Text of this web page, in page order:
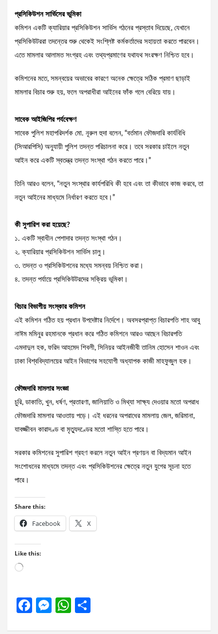
প্রসিকিউশন সার্ভিসের ভূমিকা
কমিশন একটি ক্যারিয়ার প্রসিকিউশন সার্ভিস গঠনের প্রস্তাব দিয়েছে, যেখানে
প্রসিকিউটররা তদন্তের শুরু থেকেই সংশ্লিষ্ট কর্মকর্তাদের সহায়তা করতে পারবেন।
এতে মামলার আলামত সংগ্রহ এবং তথ্যপ্রমাণের যথাযথ সংরক্ষণ নিশ্চিত হবে।
কমিশনের মতে, সমন্বয়ের অভাবের কারণে অনেক ক্ষেত্রে সঠিক প্রমাণ ছাড়াই
মামলার বিচার শুরু হয়, ফলে অপরাধীরা আইনের ফাঁক গলে বেরিয়ে যায়।
সাবেক আইজিপির পর্যবেক্ষণ
সাবেক পুলিশ মহাপরিদর্শক মো. নূরুল হুদা বলেন, “বর্তমান ফৌজদারি কার্যবিধি
(সিআরপিসি) অনুযায়ী পুলিশ তদন্ত পরিচালনা করে। তবে সরকার চাইলে নতুন
আইন করে একটি স্বতন্ত্র তদন্ত সংস্থা গঠন করতে পারে।”
তিনি আরও বলেন, “নতুন সংস্থার কার্যপরিধি কী হবে এবং তা কীভাবে কাজ করবে, তা
নতুন আইনের মাধ্যমে নির্ধারণ করতে হবে।”
কী সুপারিশ করা হয়েছে?
১. একটি স্বাধীন পেশাদার তদন্ত সংস্থা গঠন।
২. ক্যারিয়ার প্রসিকিউশন সার্ভিস চালু।
৩. তদন্ত ও প্রসিকিউশনের মধ্যে সমন্বয় নিশ্চিত করা।
৪. তদন্ত পর্যায়ে প্রসিকিউটরদের সক্রিয় ভূমিকা।
বিচার বিভাগীয় সংস্কার কমিশন
এই কমিশন গঠিত হয় প্রধান উপদেষ্টার নির্দেশে। অবসরপ্রাপ্ত বিচারপতি শাহ আবু
নাঈম মমিনুর রহমানকে প্রধান করে গঠিত কমিশনে আরও আছেন বিচারপতি
এমদাদুল হক, ফরিদ আহমেদ শিবলী, সিনিয়র আইনজীবী তানিম হোসেন শাওন এবং
ঢাকা বিশ্ববিদ্যালয়ের আইন বিভাগের সহযোগী অধ্যাপক কাজী মাহফুজুল হক।
ফৌজদারি মামলার সংজ্ঞা
চুরি, ডাকাতি, খুন, ধর্ষণ, প্রতারণা, জালিয়াতি ও মিথ্যা সাক্ষ্য দেওয়ার মতো অপরাধ
ফৌজদারি মামলার আওতায় পড়ে। এই ধরনের অপরাধের মামলায় জেল, জরিমানা,
যাবজ্জীবন কারাদণ্ড বা মৃত্যুদণ্ডের মতো শাস্তি হতে পারে।
সরকার কমিশনের সুপারিশ গ্রহণ করলে নতুন আইন প্রণয়ন বা বিদ্যমান আইন
সংশোধনের মাধ্যমে তদন্ত এবং প্রসিকিউশনের ক্ষেত্রে নতুন যুগের সূচনা হতে
পারে।
Share this:
Facebook X
Like this:
Loading…
F
M W